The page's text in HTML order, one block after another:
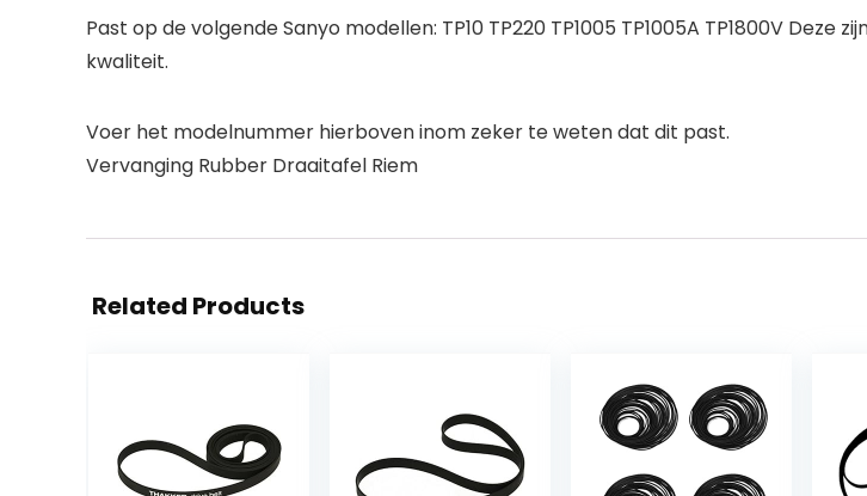
Past op de volgende Sanyo modellen: TP10 TP220 TP1005 TP1005A TP1800V
kwaliteit.
Voer het modelnummer hierboven inom zeker te weten dat dit past.
Vervanging Rubber Draaitafel Riem
Related Products